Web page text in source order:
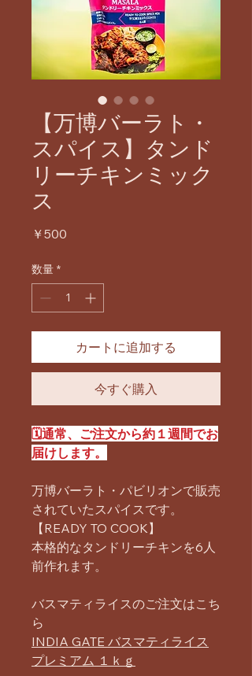
【万博バーラト・
スパイス】タンド
リーチキンミック
ス
￥500
数量 *
カートに追加する
今すぐ購入
🗓️通常、ご注文から約１週間でお
届けします。
万博バーラト・パビリオンで販売
されていたスパイスです。
【READY TO COOK】
本格的なタンドリーチキンを6人
前作れます。
バスマティライスのご注文はこち
ら
INDIA GATE バスマティライス
プレミアム １ｋｇ